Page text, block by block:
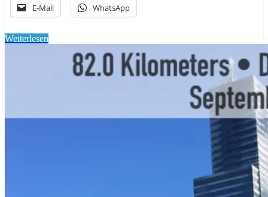
E-Mail WhatsApp
Weiterlesen